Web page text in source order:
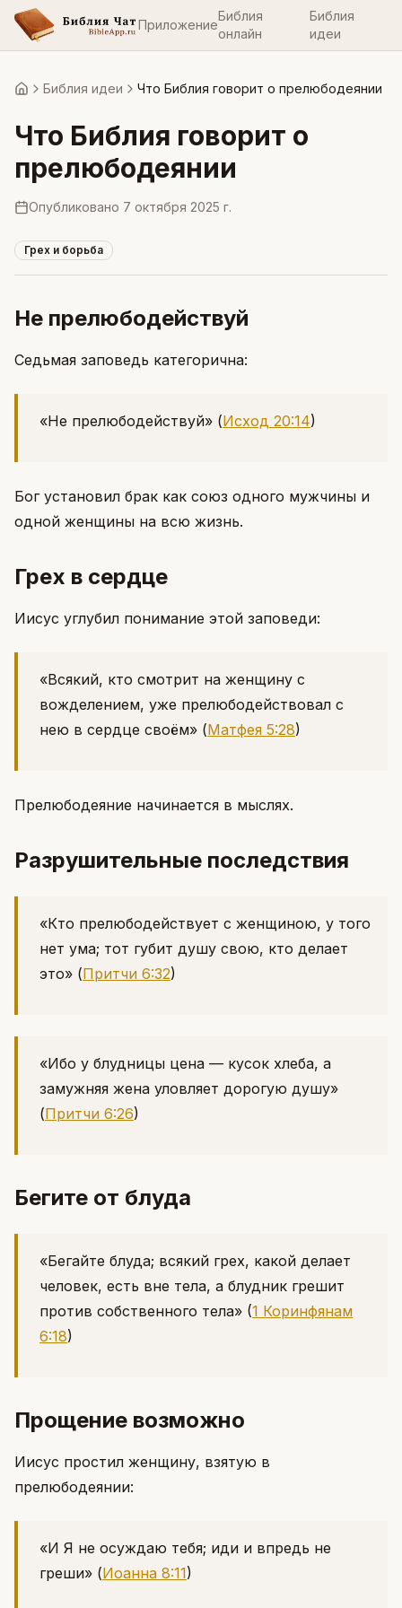
Приложение
Библия
онлайн
Библия
идеи
ГлавнаяБиблия идеи Что Библия говорит о прелюбодеянии
Что Библия говорит о
прелюбодеянии
Опубликовано 7 октября 2025 г.
Грех и борьба
Не прелюбодействуй
Седьмая заповедь категорична:
«Не прелюбодействуй» (Исход 20:14)
Бог установил брак как союз одного мужчины и
одной женщины на всю жизнь.
Грех в сердце
Иисус углубил понимание этой заповеди:
«Всякий, кто смотрит на женщину с
вожделением, уже прелюбодействовал с
нею в сердце своём» (Матфея 5:28)
Прелюбодеяние начинается в мыслях.
Разрушительные последствия
«Кто прелюбодействует с женщиною, у того
нет ума; тот губит душу свою, кто делает
это» (Притчи 6:32)
«Ибо у блудницы цена — кусок хлеба, а
замужняя жена уловляет дорогую душу»
(Притчи 6:26)
Бегите от блуда
«Бегайте блуда; всякий грех, какой делает
человек, есть вне тела, а блудник грешит
против собственного тела» (1 Коринфянам
6:18)
Прощение возможно
Иисус простил женщину, взятую в
прелюбодеянии:
«И Я не осуждаю тебя; иди и впредь не
греши» (Иоанна 8:11)